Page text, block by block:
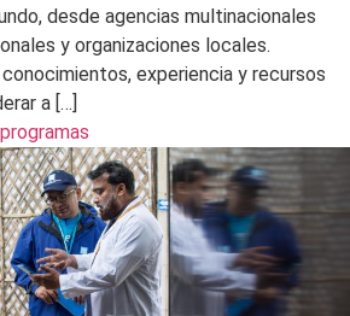
desde agencias multinacionales
y organizaciones locales.
experiencia y recursos
a […]